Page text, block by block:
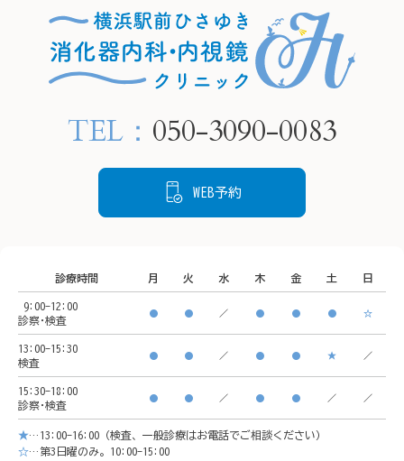
🫧HPの予約フォームより、
24時間ご要約可能です🫧
プロフィールリンクから
神奈川県横浜市西区南幸２
🚃アクセス方法
横浜駅西口　徒歩5分
イオンモール「CeeU
yokohama」9階
※イオン内に地下駐車場あ
り
当院では内視鏡検査で胃の
粘膜の状態を確認し、感染
が疑われる場合は組織を採
です。
🚃ア
横浜
※イ
り
TEL： 050-3090-0083
WEB予約
診療時間 月 火 水 木 金 土 日
9:00-12:00
診察･検査
● ● ／ ● ● ● ☆
13:00-15:30
検査
● ● ／ ● ● ★ ／
15:30-18:00
診察･検査
● ● ／ ● ● ／ ／
★…13:00-16:00（検査、一般診療はお電話でご相談ください）
☆…第3日曜のみ。10:00-15:00